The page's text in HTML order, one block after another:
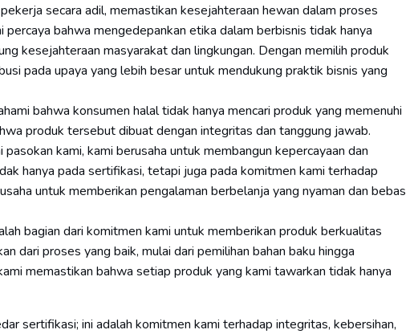
secara adil, memastikan kesejahteraan hewan dalam proses
bahwa mengedepankan etika dalam berbisnis tidak hanya
kesejahteraan masyarakat dan lingkungan. Dengan memilih produk
pada upaya yang lebih besar untuk mendukung praktik bisnis yang
bahwa konsumen halal tidak hanya mencari produk yang memenuhi
produk tersebut dibuat dengan integritas dan tanggung jawab.
kami, kami berusaha untuk membangun kepercayaan dan
hanya pada sertifikasi, tetapi juga pada komitmen kami terhadap
untuk memberikan pengalaman berbelanja yang nyaman dan bebas
bagian dari komitmen kami untuk memberikan produk berkualitas
dari proses yang baik, mulai dari pemilihan bahan baku hingga
memastikan bahwa setiap produk yang kami tawarkan tidak hanya
sertifikasi; ini adalah komitmen kami terhadap integritas, kebersihan,